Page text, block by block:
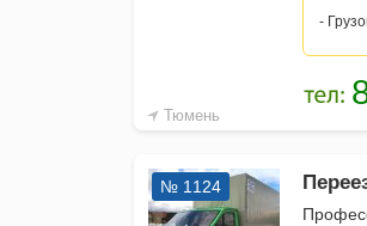
Тюмень
-
№ 1124